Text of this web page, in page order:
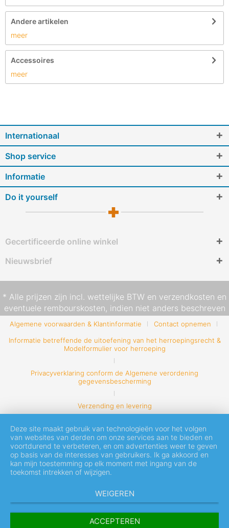
Andere artikelen
meer
Accessoires
meer
Internationaal
Shop service
Informatie
Do it yourself
Gecertificeerde online winkel
Nieuwsbrief
* Alle prijzen zijn incl. wettelijke BTW en verzendkosten en
eventuele rembourskosten, indien niet anders beschreven
Algemene voorwaarden & Klantinformatie
Contact opnemen
Informatie betreffende de uitoefening van het herroepingsrecht &
Modelformulier voor herroeping
Privacyverklaring conform de Algemene verordening
gegevensbescherming
Verzending en levering
Deze site maakt gebruik van technologieën voor het volgen
van websites van derden om onze services aan te bieden en
voortdurend te verbeteren, en om advertenties weer te geven
op basis van de interesses van gebruikers. Ik ga akkoord en
kan mijn toestemming op elk moment met ingang van de
toekomst intrekken of wijzigen.
WEIGEREN
ACCEPTEREN